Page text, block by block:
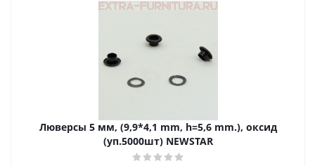
Люверсы 5 мм, (9,9*4,1 mm, h=5,6 mm.), оксид
(уп.5000шт) NEWSTAR